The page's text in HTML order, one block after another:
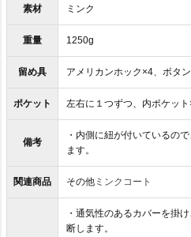
素材 ミンク
重量 1250g
留め具 アメリカンホック×4、ボタ
ポケット 左右に１つずつ、内ポケット
備考
・内側に紐が付いているの
ます。
関連商品 その他 ミンクコート
・通気性のあるカバーを掛
断します。